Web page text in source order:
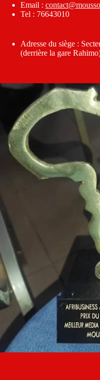
Email :
Tel : 76643010
Adresse du siège :
(derrière la gare